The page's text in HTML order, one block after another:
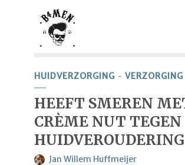
HUIDVERZORGING VERZORGING
HEEFT SMEREN
CRÈME NUT TEGEN
HUIDVEROUDERING
Jan Willem Huffmeijer